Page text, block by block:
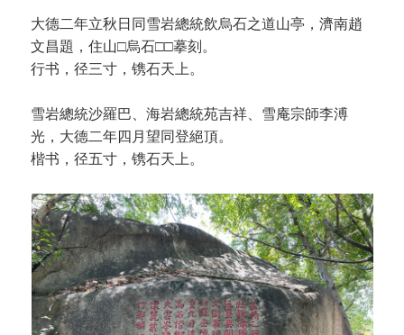
大德二年立秋日同雪岩總統飲烏石之道山亭，濟南趙
文昌題，住山□烏石□□摹刻。
行书，径三寸，镌石天上。
雪岩總統沙羅巴、海岩總統苑吉祥、雪庵宗師李溥
光，大德二年四月望同登絕頂。
楷书，径五寸，镌石天上。